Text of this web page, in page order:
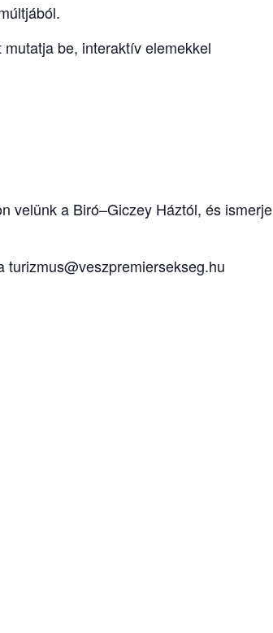
be, interaktív elemekkel
velünk a Biró–Giczey Háztól, és ismerje